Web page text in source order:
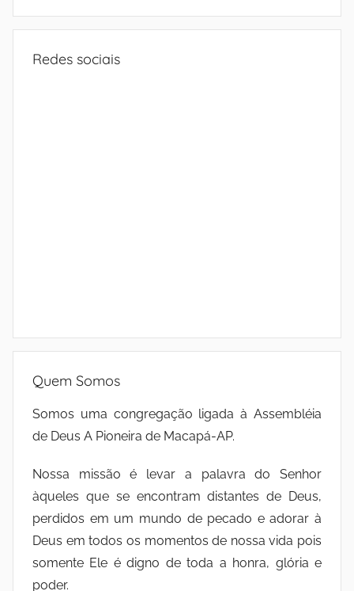
Redes sociais
Quem Somos
Somos uma congregação ligada à Assembléia
de Deus A Pioneira de Macapá-AP.
Nossa missão é levar a palavra do Senhor
àqueles que se encontram distantes de Deus,
perdidos em um mundo de pecado e adorar à
Deus em todos os momentos de nossa vida pois
somente Ele é digno de toda a honra, glória e
poder.